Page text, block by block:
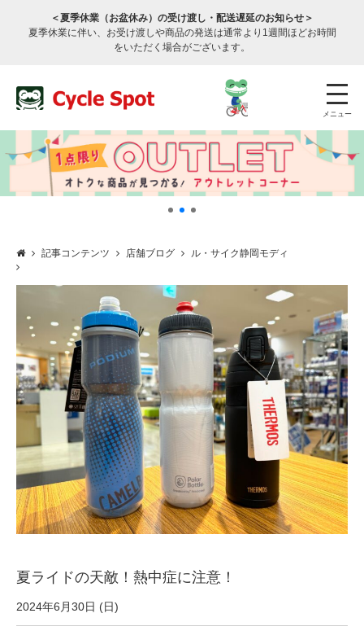
＜夏季休業（お盆休み）の受け渡し・配送遅延のお知らせ＞
夏季休業に伴い、お受け渡しや商品の発送は通常より1週間ほどお時間
をいただく場合がございます。
メニュー
サービスのご案内
サービス全般
修理・メンテナンス工賃
盗難保証
SpotMateログイン
オリジナル自転車
PB全車種カタログ
記事コンテンツ 店舗ブログ ル・サイク静岡モディ
夏ライドの天敵！熱中症に注意！
2024年6月30日 (日)